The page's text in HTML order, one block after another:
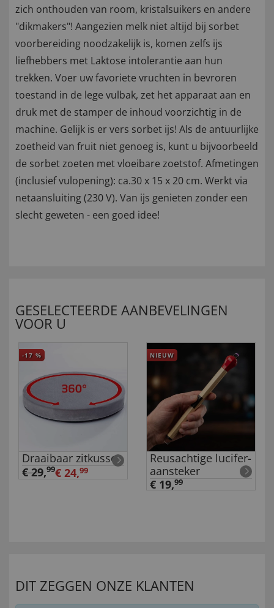
zich onthouden van room, kristalsuikers en andere
"dikmakers"! Aangezien melk niet altijd bij sorbet
voorbereiding noodzakelijk is, komen zelfs ijs
liefhebbers met Laktose intolerantie aan hun
trekken. Voer uw favoriete vruchten in bevroren
toestand in de lege vulbak, zet het apparaat aan en
druk met de stamper de inhoud voorzichtig in de
machine. Gelijk is er vers sorbet ijs! Als de antuurlijke
zoetheid van fruit niet genoeg is, kunt u bijvoorbeeld
de sorbet zoeten met vloeibare zoetstof. Afmetingen
(inclusief vulopening): ca.30 x 15 x 20 cm. Werkt via
netaansluiting (230 V). Van ijs genieten zonder een
slecht geweten - een goed idee!
GESELECTEERDE AANBEVELINGEN
VOOR U
-17 %
Draaibaar zitkussen
€ 29,99€ 24,99
NIEUW
Reusachtige lucifer-
aansteker
€ 19,99
DIT ZEGGEN ONZE KLANTEN